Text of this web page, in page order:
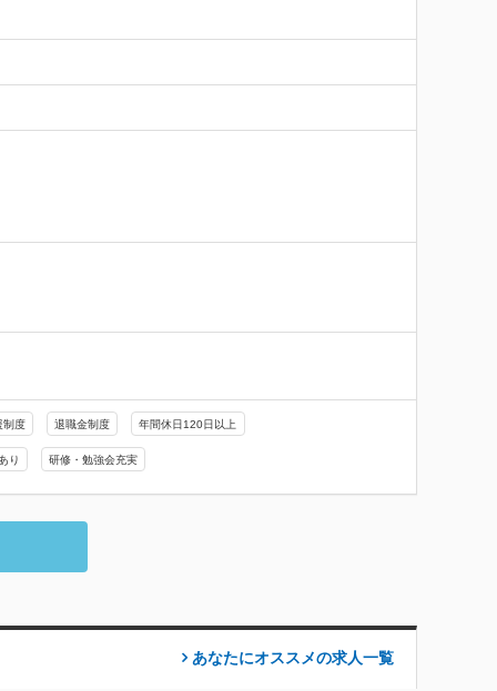
制度 退職金制度 年間休日120日以上
り 研修・勉強会充実
あなたにオススメの求人一覧